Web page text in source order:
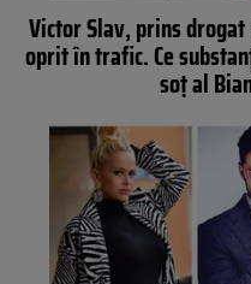
Victor Slav, prins
oprit în trafic. Ce
soț al